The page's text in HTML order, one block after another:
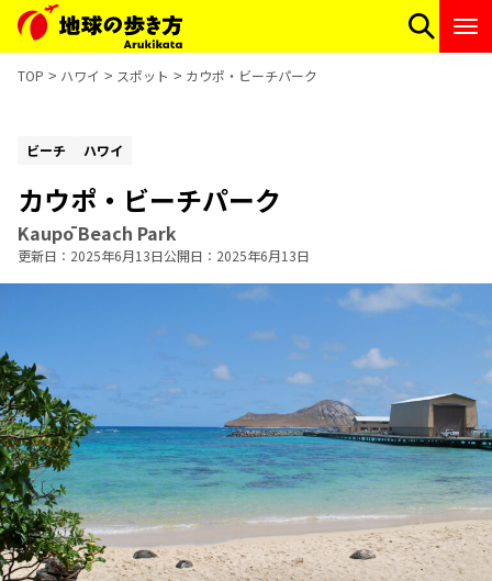
TOP ハワイ スポット カウポ・ビーチパーク
ビーチ ハワイ
カウポ・ビーチパーク
Kaupō Beach Park
更新日 2025年6月13日公開日 2025年6月13日